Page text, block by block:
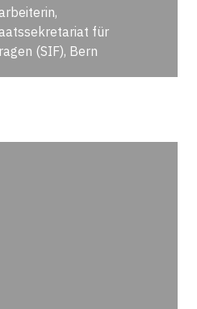
für
(SIF), Bern